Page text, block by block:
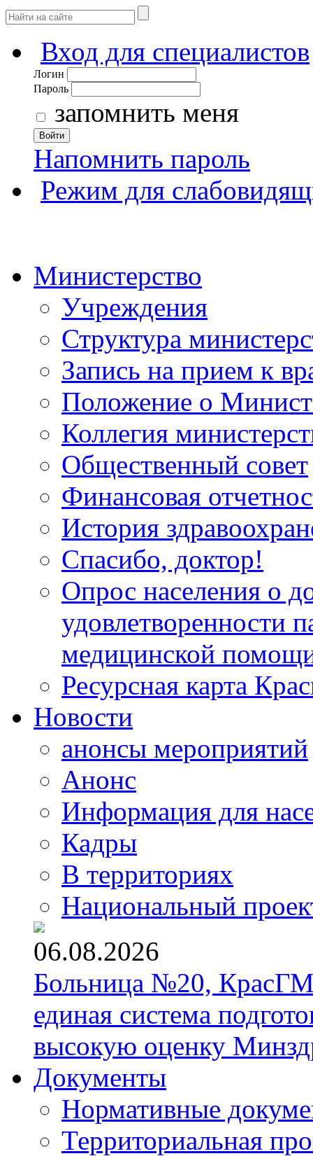
Вход для специалистов
Логин
Пароль
запомнить меня
Войти
Напомнить пароль
Режим для
Министерство
Учреждения
Структура
Запись на прием к
Положение о
Коллегия
Общественный совет
Финансовая
История
Спасибо, доктор!
Опрос населения о
удовлетворенности
медицинской
Ресурсная карта
Новости
анонсы мероприятий
Анонс
Информация для
Кадры
В территориях
Национальный
06.08.2026
Больница №20,
единая система
высокую оценку
Документы
Нормативные
Территориальная